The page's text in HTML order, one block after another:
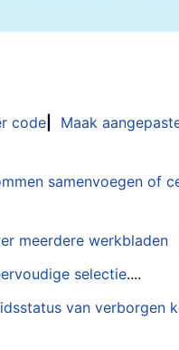
code Maak
samenvoegen of
meerdere werkbladen
selectie....
van verborgen